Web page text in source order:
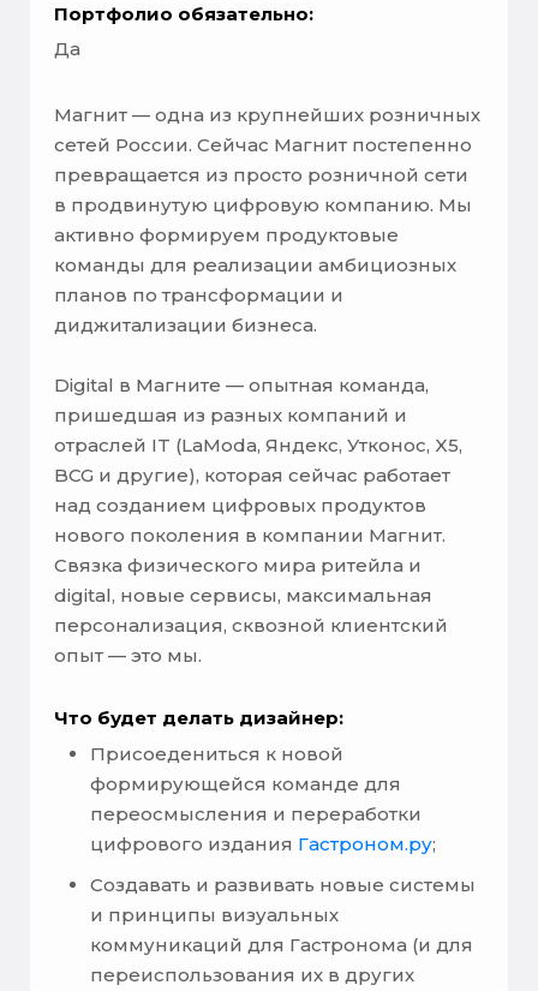
Портфолио обязательно:
Да
Магнит — одна из крупнейших розничных
сетей России. Сейчас Магнит постепенно
превращается из просто розничной сети
в продвинутую цифровую компанию. Мы
активно формируем продуктовые
команды для реализации амбициозных
планов по трансформации и
диджитализации бизнеса.
Digital в Магните — опытная команда,
пришедшая из разных компаний и
отраслей IT (LaModa, Яндекс, Утконос, X5,
BCG и другие), которая сейчас работает
над созданием цифровых продуктов
нового поколения в компании Магнит.
Связка физического мира ритейла и
digital, новые сервисы, максимальная
персонализация, сквозной клиентский
опыт — это мы.
Что будет делать дизайнер:
Присоедениться к новой
формирующейся команде для
переосмысления и переработки
цифрового издания Гастроном.ру;
Создавать и развивать новые системы
и принципы визуальных
коммуникаций для Гастронома (и для
переиспользования их в других